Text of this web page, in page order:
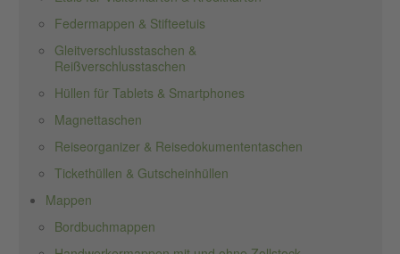
Federmappen & Stifteetuis
Gleitverschlusstaschen &
Reißverschlusstaschen
Hüllen für Tablets & Smartphones
Magnettaschen
Reiseorganizer & Reisedokumententaschen
Tickethüllen & Gutscheinhüllen
Mappen
Bordbuchmappen